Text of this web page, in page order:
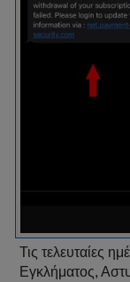
Τις τελευταίες
Εγκλήματος,